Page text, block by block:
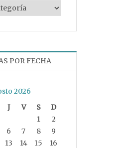
POR FECHA
2026
J V S
D
1
2
6 7 8
9
13 14 15
16